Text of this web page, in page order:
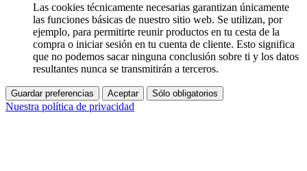
Las cookies técnicamente necesarias garantizan únicamente
las funciones básicas de nuestro sitio web. Se utilizan, por
ejemplo, para permitirte reunir productos en tu cesta de la
compra o iniciar sesión en tu cuenta de cliente. Esto significa
que no podemos sacar ninguna conclusión sobre ti y los datos
resultantes nunca se transmitirán a terceros.
Guardar preferencias Aceptar Sólo obligatorios
Nuestra política de privacidad